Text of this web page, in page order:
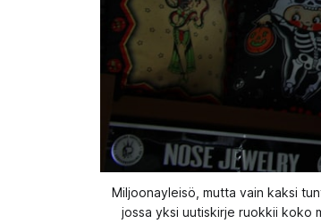
Miljoonayleisö, mutta vain kaksi
jossa yksi uutiskirje ruokkii koko